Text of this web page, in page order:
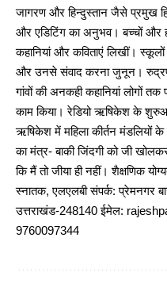
जागरण और हिन्दुस्तान जैसे प्रमुख
और एडिटिंग का अनुभव। बच्चों
कहानियां और कविताएं लिखीं।
और उनसे संवाद करना जुनून।
गांवों की अनकही कहानियां लोगों
काम किया। रेडियो ऋषिकेश के
ऋषिकेश में महिला कीर्तन मंडलियों
का मंत्र- बाकी जिंदगी को जी
कि मैं तो जीया ही नहीं। शैक्षणिक
स्नातक, एलएलबी संपर्क: प्रेमनगर
उत्तराखंड-248140 ईमेल:
9760097344